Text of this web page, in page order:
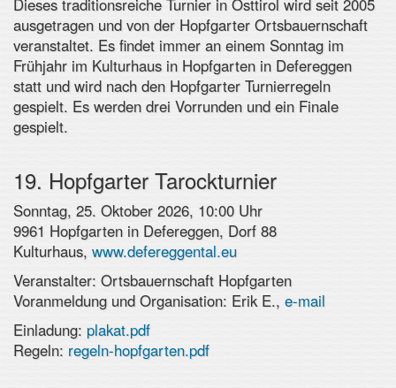
Dieses traditionsreiche Turnier in Osttirol wird seit 2005
ausgetragen und von der Hopfgarter Ortsbauernschaft
veranstaltet. Es findet immer an einem Sonntag im
Frühjahr im Kulturhaus in Hopfgarten in Defereggen
statt und wird nach den Hopfgarter Turnierregeln
gespielt. Es werden drei Vorrunden und ein Finale
gespielt.
19. Hopfgarter Tarockturnier
Sonntag, 25. Oktober 2026, 10:00 Uhr
9961 Hopfgarten in Defereggen, Dorf 88
Kulturhaus, www.defereggental.eu
Veranstalter: Ortsbauernschaft Hopfgarten
Voranmeldung und Organisation: Erik E., e-mail
Einladung: plakat.pdf
Regeln: regeln-hopfgarten.pdf